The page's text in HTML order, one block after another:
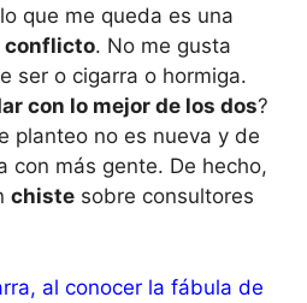
que me queda es una
conflicto. No me gusta
ser o cigarra o hormiga.
con lo mejor de los dos?
planteo no es nueva y de
con más gente. De hecho,
chiste sobre consultores
al conocer la fábula de